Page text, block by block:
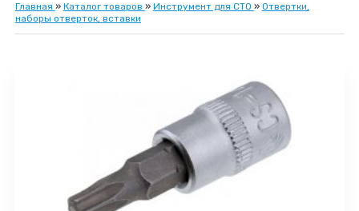
Главная » Каталог товаров » Инструмент для СТО » Отвертки,
наборы отверток, вставки